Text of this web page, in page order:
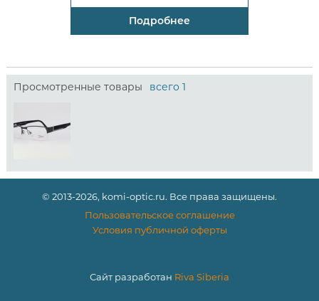
Подробнее
Просмотренные товары всего 1
© 2013-2026, komi-optic.ru. Все права защищены.
Пользовательское соглашение
Условия публичной оферты
Сайт разработан Riva Siberia